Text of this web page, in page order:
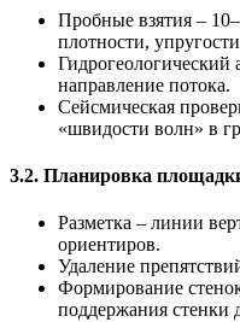
Пробные взятия –
плотности,
Гидрогеологический
направление потока.
Сейсмическая
«швидости волн» в
3.2. Планировка
Разметка – линии
ориентиров.
Удаление
Формирование
поддержания стенки